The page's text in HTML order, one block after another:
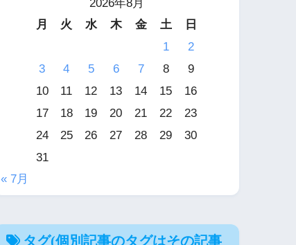
2026年8月
月
火 水 木 金 土
日
1
2
3
4 5 6 7 8
9
10
11 12 13 14 15
16
17
18 19 20 21 22
23
24
25 26 27 28 29
30
31
« 7月
タグ(個別記事のタグはその記事